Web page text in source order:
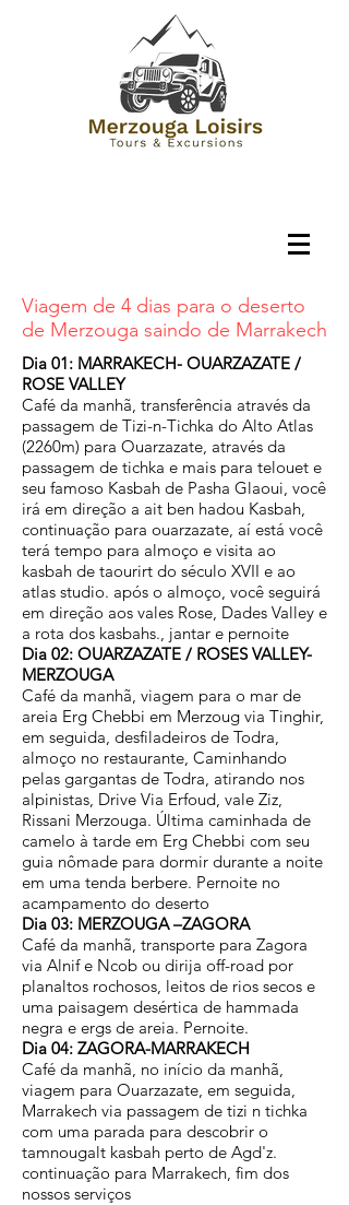
Viagem de 4 dias para o deserto
de Merzouga saindo de Marrakech
Dia 01: MARRAKECH- OUARZAZATE /
ROSE VALLEY
Café da manhã, transferência através da
passagem de Tizi-n-Tichka do Alto Atlas
(2260m) para Ouarzazate, através da
passagem de tichka e mais para telouet e
seu famoso Kasbah de Pasha Glaoui, você
irá em direção a ait ben hadou Kasbah,
continuação para ouarzazate, aí está você
terá tempo para almoço e visita ao
kasbah de taourirt do século XVII e ao
atlas studio. após o almoço, você seguirá
em direção aos vales Rose, Dades Valley e
a rota dos kasbahs., jantar e pernoite
Dia 02: OUARZAZATE / ROSES VALLEY-
MERZOUGA
Café da manhã, viagem para o mar de
areia Erg Chebbi em Merzoug via Tinghir,
em seguida, desfiladeiros de Todra,
almoço no restaurante, Caminhando
pelas gargantas de Todra, atirando nos
alpinistas, Drive Via Erfoud, vale Ziz,
Rissani Merzouga. Última caminhada de
camelo à tarde em Erg Chebbi com seu
guia nômade para dormir durante a noite
em uma tenda berbere. Pernoite no
acampamento do deserto
Dia 03: MERZOUGA –ZAGORA
Café da manhã, transporte para Zagora
via Alnif e Ncob ou dirija off-road por
planaltos rochosos, leitos de rios secos e
uma paisagem desértica de hammada
negra e ergs de areia. Pernoite.
Dia 04: ZAGORA-MARRAKECH
Café da manhã, no início da manhã,
viagem para Ouarzazate, em seguida,
Marrakech via passagem de tizi n tichka
com uma parada para descobrir o
tamnougalt kasbah perto de Agd'z.
continuação para Marrakech, fim dos
nossos serviços